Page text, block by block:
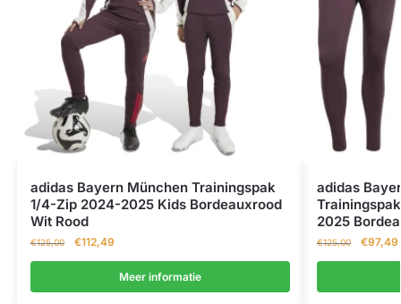
adidas Bayern München Trainingspak
1/4-Zip 2024-2025 Kids Bordeauxrood
Wit Rood
€125,00 €112,49
Meer informatie
adidas
2025
€125,00 €97,49